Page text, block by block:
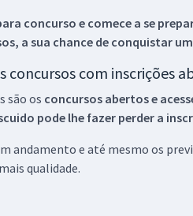
concurso e comece a se
a sua chance de conquistar
concursos com inscrições
são os concursos abertos e
pode lhe fazer perder a
andamento e até mesmo os
qualidade.